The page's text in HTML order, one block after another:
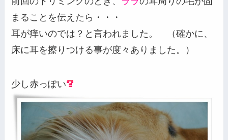
まることを伝えたら・・・
耳が痒いのでは？と言われました。 （確かに、
床に耳を擦りつける事が度々ありました。）
少し赤っぽい